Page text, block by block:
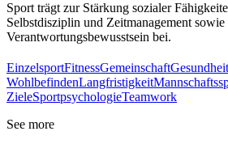
Sport trägt zur Stärkung sozialer
Selbstdisziplin und Zeitmanagement
Verantwortungsbewusstsein bei.
EinzelsportFitnessGemeinschaft
WohlbefindenLangfristigkeit
ZieleSportpsychologieTeamwork
See more